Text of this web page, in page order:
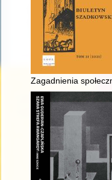
Zagadnienia